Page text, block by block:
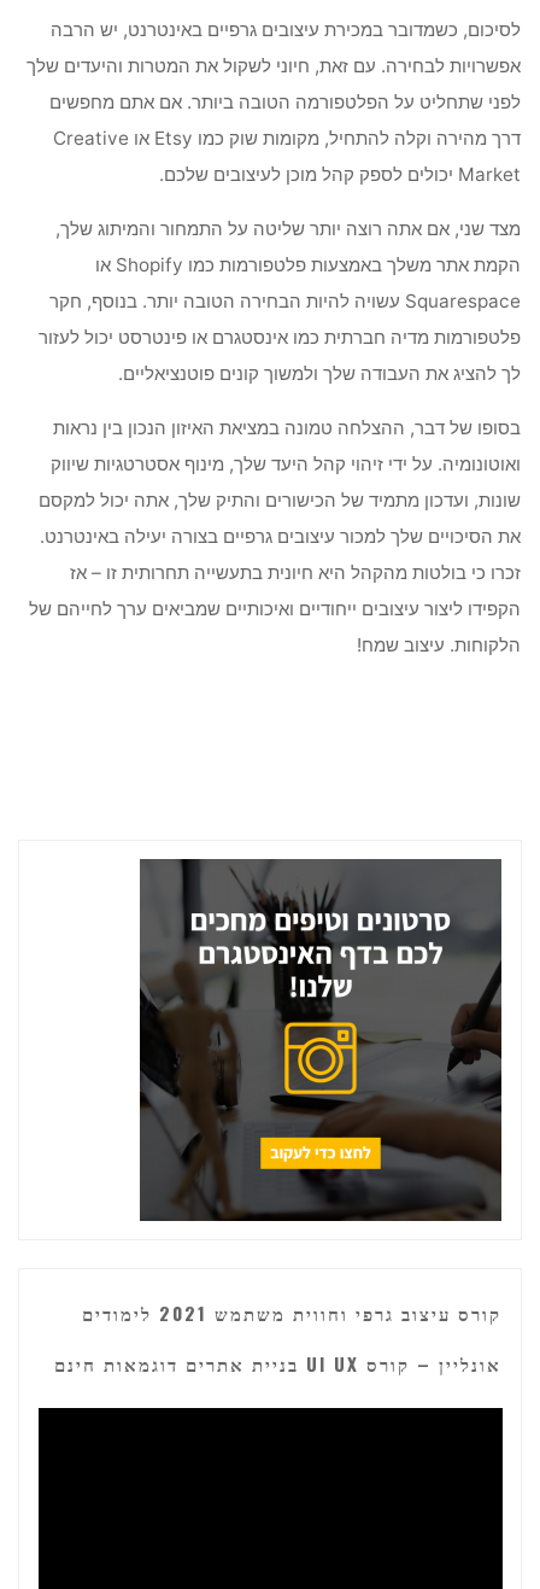
לסיכום, כשמדובר במכירת עיצובים גרפיים באינטרנט, יש הרבה
אפשרויות לבחירה. עם זאת, חיוני לשקול את המטרות והיעדים שלך
לפני שתחליט על הפלטפורמה הטובה ביותר. אם אתם מחפשים
דרך מהירה וקלה להתחיל, מקומות שוק כמו Etsy או Creative
Market יכולים לספק קהל מוכן לעיצובים שלכם.
מצד שני, אם אתה רוצה יותר שליטה על התמחור והמיתוג שלך,
הקמת אתר משלך באמצעות פלטפורמות כמו Shopify או
Squarespace עשויה להיות הבחירה הטובה יותר. בנוסף, חקר
פלטפורמות מדיה חברתית כמו אינסטגרם או פינטרסט יכול לעזור
לך להציג את העבודה שלך ולמשוך קונים פוטנציאליים.
בסופו של דבר, ההצלחה טמונה במציאת האיזון הנכון בין נראות
ואוטונומיה. על ידי זיהוי קהל היעד שלך, מינוף אסטרטגיות שיווק
שונות, ועדכון מתמיד של הכישורים והתיק שלך, אתה יכול למקסם
את הסיכויים שלך למכור עיצובים גרפיים בצורה יעילה באינטרנט.
זכרו כי בולטות מהקהל היא חיונית בתעשייה תחרותית זו – אז
הקפידו ליצור עיצובים ייחודיים ואיכותיים שמביאים ערך לחייהם של
הלקוחות. עיצוב שמח!
קורס עיצוב גרפי וחווית משתמש 2021 לימודים
אונליין – קורס UI UX בניית אתרים דוגמאות חינם